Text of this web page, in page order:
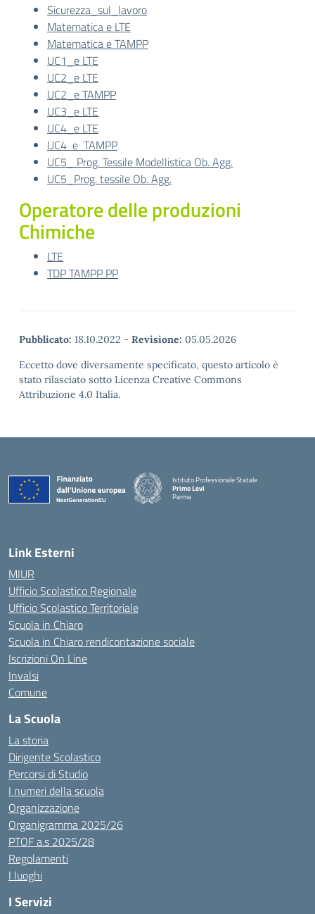
Sicurezza_sul_lavoro
Matematica e LTE
Matematica e TAMPP
UC1_e LTE
UC2_e LTE
UC2_e TAMPP
UC3_e LTE
UC4_e LTE
UC4 e TAMPP
UC5_ Prog. Tessile Modellistica Ob. Agg.
UC5_Prog. tessile Ob. Agg.
Operatore delle produzioni
Chimiche
LTE
TDP TAMPP PP
Pubblicato: 18.10.2022 - Revisione: 05.05.2026
Eccetto dove diversamente specificato, questo articolo è
stato rilasciato sotto Licenza Creative Commons
Attribuzione 4.0 Italia.
Istituto Professionale Statale
Primo Levi
Parma
Link Esterni
MIUR
Ufficio Scolastico Regionale
Ufficio Scolastico Territoriale
Scuola in Chiaro
Scuola in Chiaro rendicontazione sociale
Iscrizioni On Line
Invalsi
Comune
La Scuola
La storia
Dirigente Scolastico
Percorsi di Studio
I numeri della scuola
Organizzazione
Organigramma 2025/26
PTOF a.s 2025/28
Regolamenti
I luoghi
I Servizi